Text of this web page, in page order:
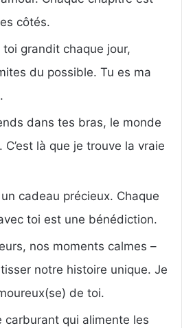
côtés.
grandit chaque jour,
du possible. Tu es ma
dans tes bras, le monde
C’est là que je trouve la vraie
cadeau précieux. Chaque
toi est une bénédiction.
nos moments calmes –
notre histoire unique. Je
de toi.
carburant qui alimente les